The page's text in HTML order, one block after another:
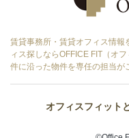
賃貸事務所・賃貸オフィス情報
ィス探しならOFFICE FIT（オ
件に沿った物件を専任の担当が
オフィスフィット